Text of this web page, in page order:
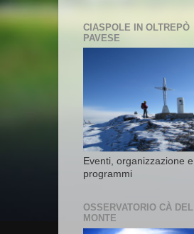
CIASPOLE IN OLTREPÒ
PAVESE
Eventi, organizzazione e
programmi
OSSERVATORIO CÀ DEL
MONTE